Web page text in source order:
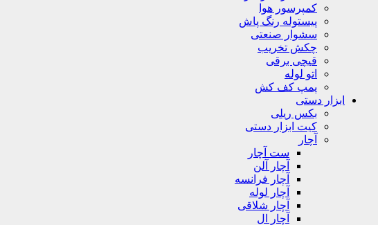
کمپرسور هوا
پیستوله رنگ پاش
سشوار صنعتی
چکش تخریب
قیچی برقی
اتو لوله
پمپ کف کش
ابزار دستی
بکس ریلی
کیت ابزار دستی
آچار
ست آچار
آچار آلن
آچار فرانسه
آچار لوله
آچار شلاقی
آچار ال